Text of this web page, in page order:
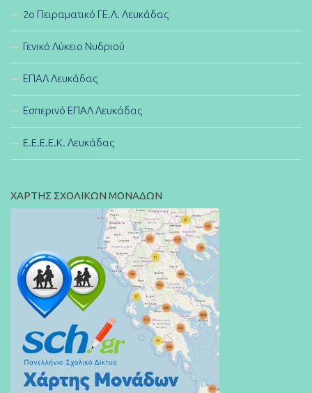
2ο Πειραματικό ΓΕ.Λ. Λευκάδας
Γενικό Λύκειο Νυδριού
ΕΠΑΛ Λευκάδας
Εσπερινό ΕΠΑΛ Λευκάδας
E.E.E.E.K. Λευκάδας
ΧΑΡΤΗΣ ΣΧΟΛΙΚΩΝ ΜΟΝΑΔΩΝ